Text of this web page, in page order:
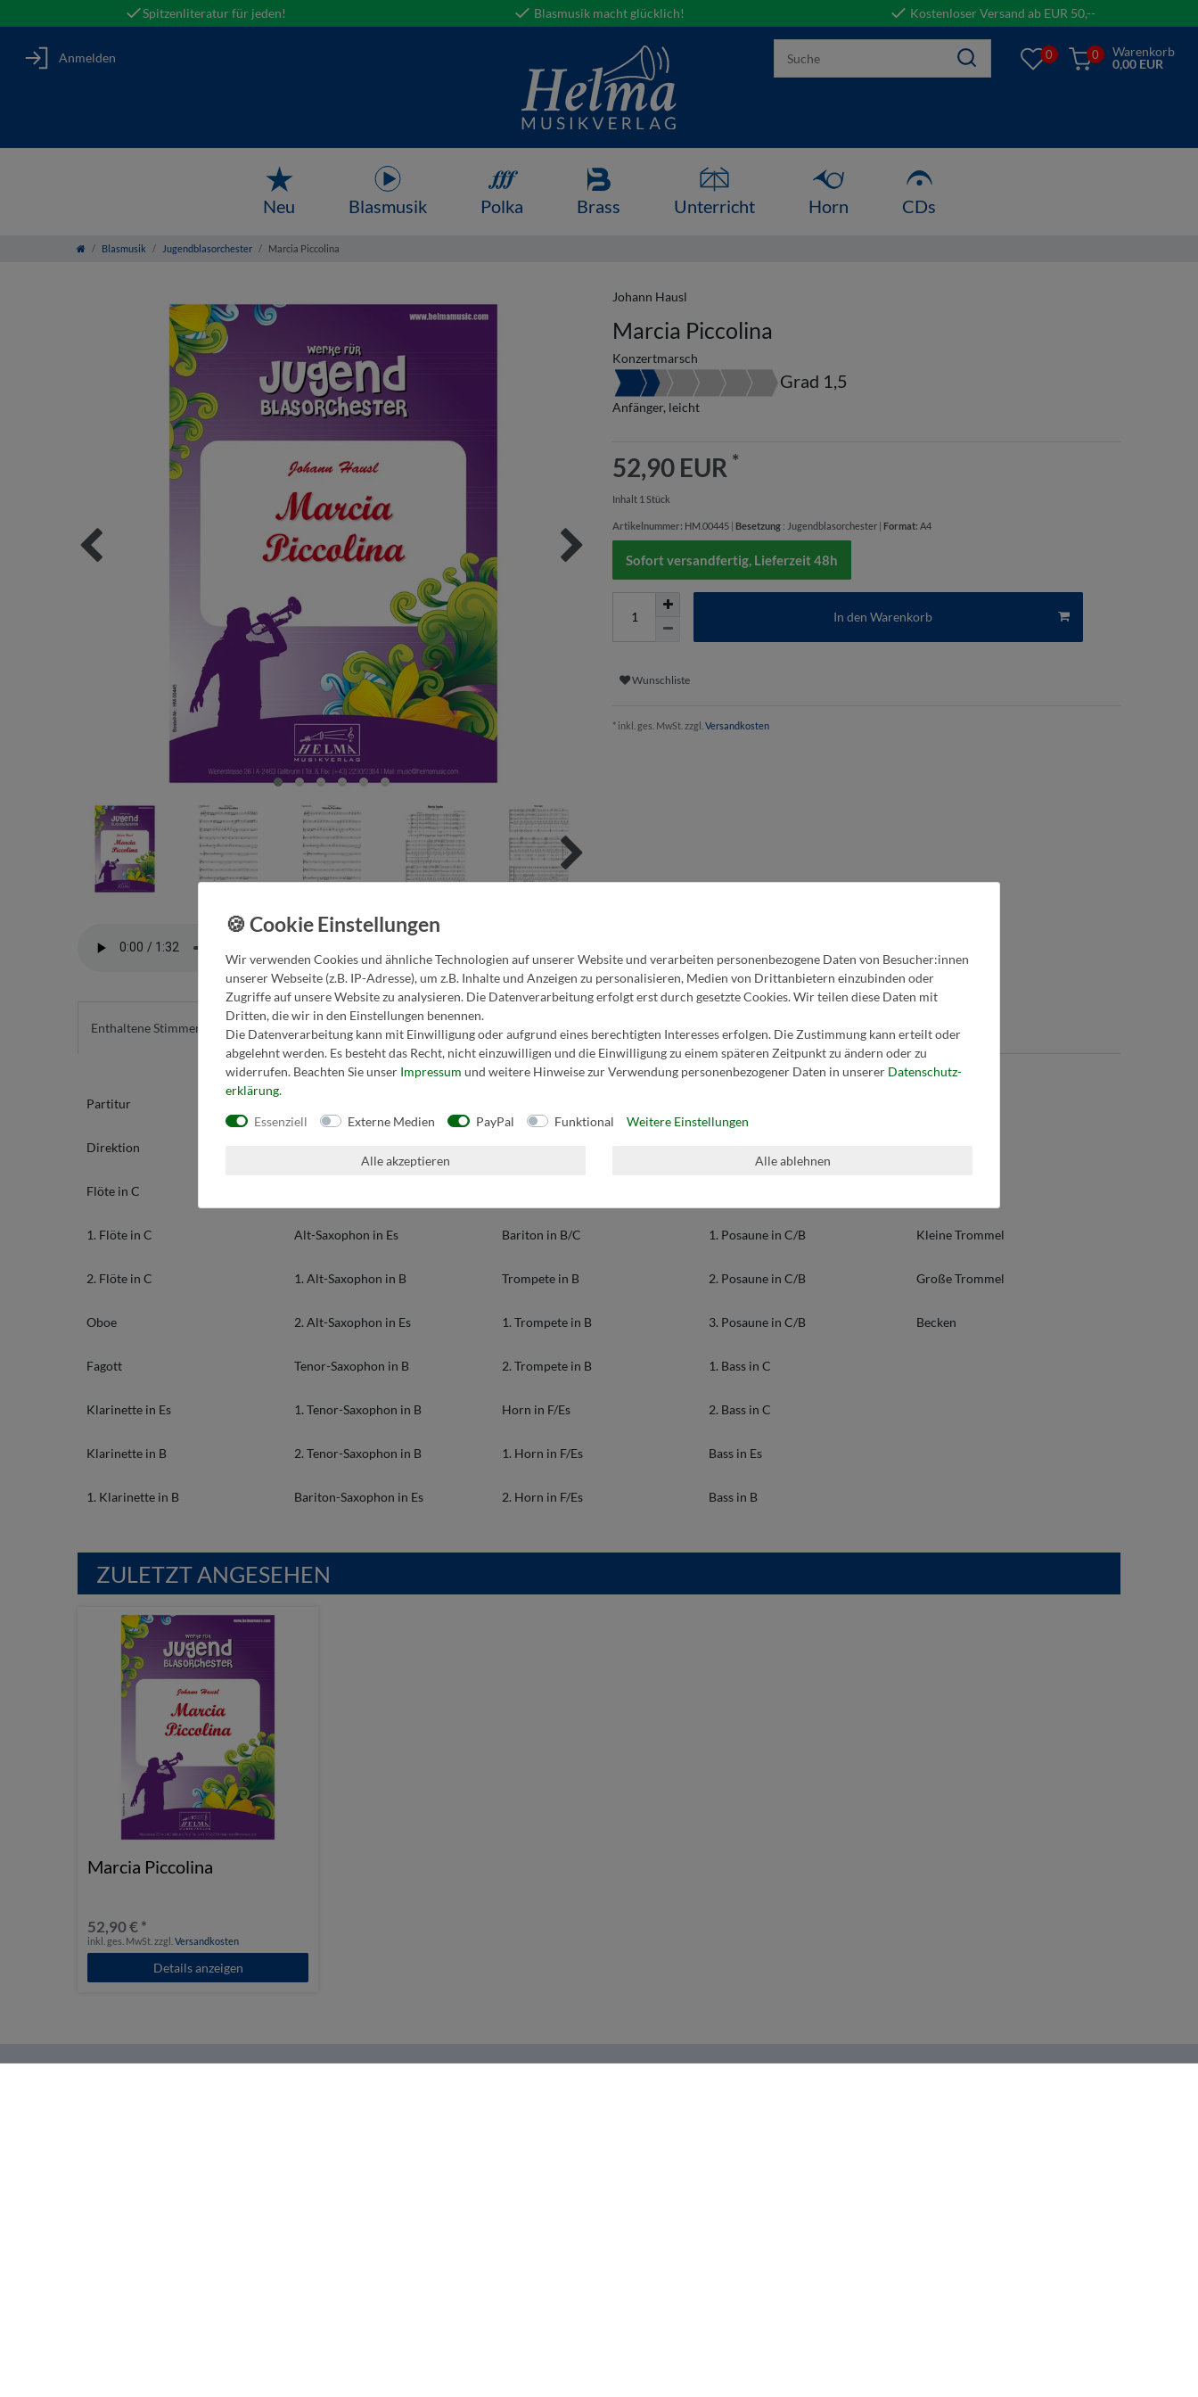
Spitzenliteratur für jeden! Blasmusik macht glücklich! Kostenloser Versand ab EUR 50,--
Anmelden 0 0
Warenkorb
0,00 EUR
Neu Blasmusik Polka Brass Unterricht Horn CDs
Blasmusik Jugendblasorchester Marcia Piccolina
Johann Hausl
Marcia Piccolina
Konzertmarsch
Grad 1,5
Anfänger, leicht
52,90 EUR *
Inhalt 1 Stück
Artikelnummer: HM.00445 Besetzung : Jugendblasorchester Format: A4
Sofort versandfertig, Lieferzeit 48h
In den Warenkorb
Wunschliste
* inkl. ges. MwSt. zzgl. Versandkosten
Enthaltene Stimmen Detailinfos
Partitur
Direktion
Flöte in C
1. Flöte in C
2. Flöte in C
Oboe
Fagott
Klarinette in Es
Klarinette in B
1. Klarinette in B
Alt-Saxophon in Es
1. Alt-Saxophon in B
2. Alt-Saxophon in Es
Tenor-Saxophon in B
1. Tenor-Saxophon in B
2. Tenor-Saxophon in B
Bariton-Saxophon in Es
Bariton in B/C
Trompete in B
1. Trompete in B
2. Trompete in B
Horn in F/Es
1. Horn in F/Es
2. Horn in F/Es
1. Posaune in C/B
2. Posaune in C/B
3. Posaune in C/B
1. Bass in C
2. Bass in C
Bass in Es
Bass in B
Kleine Trommel
Große Trommel
Becken
ZULETZT ANGESEHEN
Marcia Piccolina
52,90 € *
inkl. ges. MwSt. zzgl.Versandkosten
Details anzeigen
Wir verwenden Cookies und ähnliche Technologien auf unserer Website und verarbeiten personenbezogene Daten von Besucher:innen
unserer Webseite (z.B. IP-Adresse), um z.B. Inhalte und Anzeigen zu personalisieren, Medien von Drittanbietern einzubinden oder
Zugriffe auf unsere Website zu analysieren. Die Datenverarbeitung erfolgt erst durch gesetzte Cookies. Wir teilen diese Daten mit
Dritten, die wir in den Einstellungen benennen.
Die Datenverarbeitung kann mit Einwilligung oder aufgrund eines berechtigten Interesses erfolgen. Die Zustimmung kann erteilt oder
abgelehnt werden. Es besteht das Recht, nicht einzuwilligen und die Einwilligung zu einem späteren Zeitpunkt zu ändern oder zu
widerrufen. Beachten Sie unser Impressum und weitere Hinweise zur Verwendung personenbezogener Daten in unserer Daten­schutz­
erklärung.
Essenziell Externe Medien PayPal Funktional Weitere Einstellungen
Alle akzeptieren Alle ablehnen